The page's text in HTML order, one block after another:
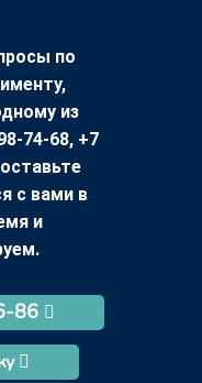
по
из
74-68, +7
с вами в
и
86